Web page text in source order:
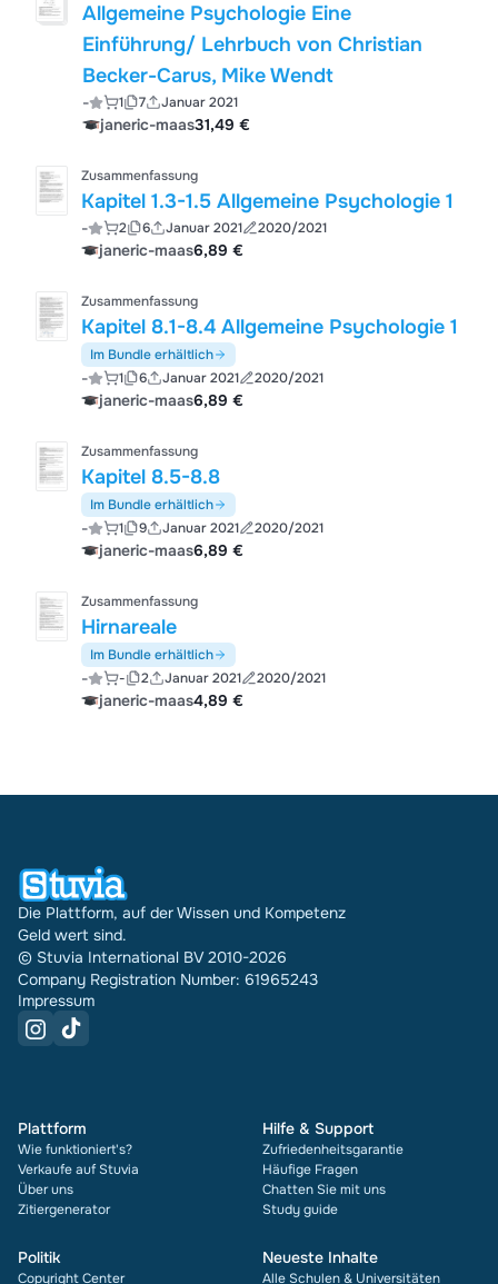
Allgemeine Psychologie Eine
Einführung/ Lehrbuch von Christian
Becker-Carus, Mike Wendt
- 1 7 Januar 2021
janeric-maas31,49 €
Zusammenfassung
Kapitel 1.3-1.5 Allgemeine Psychologie 1
- 2 6 Januar 2021 2020/2021
janeric-maas6,89 €
Zusammenfassung
Kapitel 8.1-8.4 Allgemeine Psychologie 1
Im Bundle erhältlich
- 1 6 Januar 2021 2020/2021
janeric-maas6,89 €
Zusammenfassung
Kapitel 8.5-8.8
Im Bundle erhältlich
- 1 9 Januar 2021 2020/2021
janeric-maas6,89 €
Zusammenfassung
Hirnareale
Im Bundle erhältlich
- - 2 Januar 2021 2020/2021
janeric-maas4,89 €
Die Plattform, auf der Wissen und Kompetenz
Geld wert sind.
© Stuvia International BV 2010-2026
Company Registration Number: 61965243
Impressum
Plattform
Wie funktioniert's?
Verkaufe auf Stuvia
Über uns
Zitiergenerator
Hilfe & Support
Zufriedenheitsgarantie
Häufige Fragen
Chatten Sie mit uns
Study guide
Politik
Copyright Center
Neueste Inhalte
Alle Schulen & Universitäten